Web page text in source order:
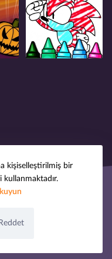
kişiselleştirilmiş bir
Reddet